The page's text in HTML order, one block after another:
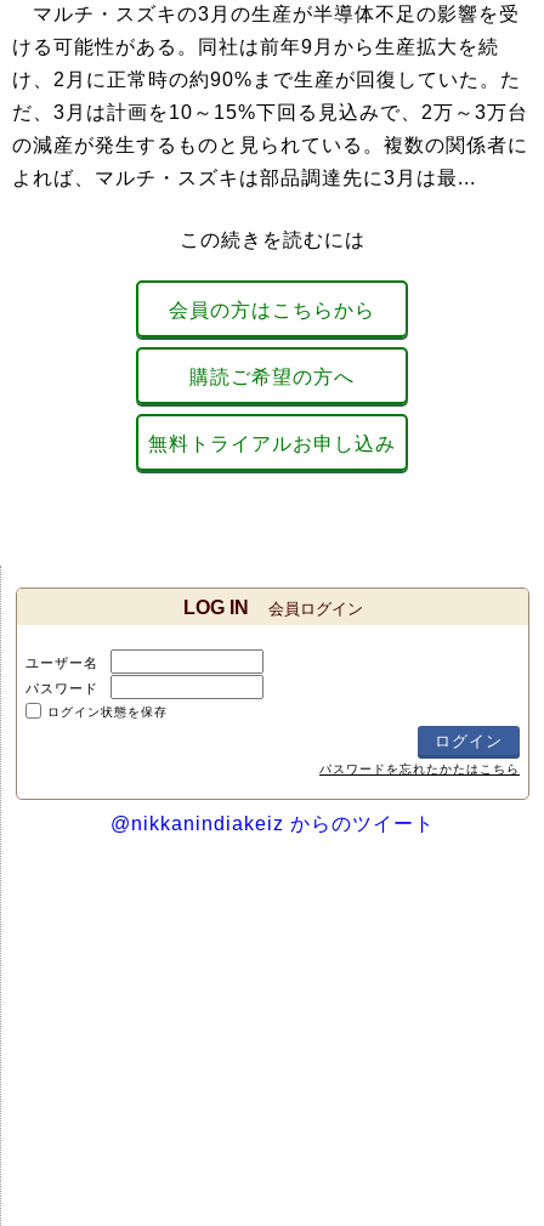
マルチ・スズキの3月の生産が半導体不足の影響を受
ける可能性がある。同社は前年9月から生産拡大を続
け、2月に正常時の約90%まで生産が回復していた。た
だ、3月は計画を10～15%下回る見込みで、2万～3万台
の減産が発生するものと見られている。複数の関係者に
よれば、マルチ・スズキは部品調達先に3月は最...
この続きを読むには
会員の方はこちらから
購読ご希望の方へ
無料トライアルお申し込み
LOG IN 会員ログイン
ユーザー名
パスワード
ログイン状態を保存
パスワードを忘れたかたはこちら
@nikkanindiakeiz からのツイート